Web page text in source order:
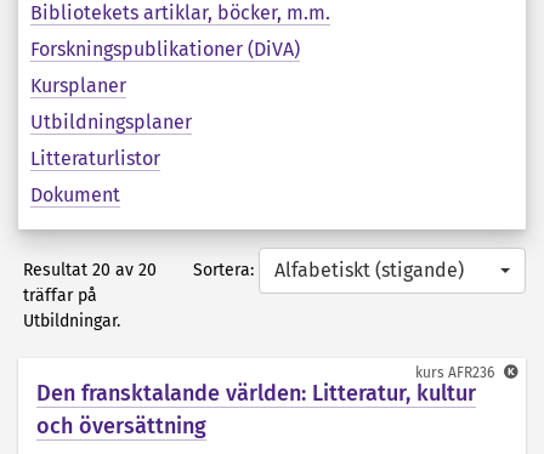
Bibliotekets artiklar, böcker, m.m.
Forskningspublikationer (DiVA)
Kursplaner
Utbildningsplaner
Litteraturlistor
Dokument
Resultat 20 av 20
träffar på
Utbildningar.
Sortera: Alfabetiskt (stigande)
Den fransktalande världen: Litteratur, kultur
och översättning
kurs AFR236